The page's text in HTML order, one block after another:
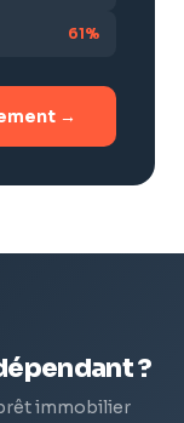
61%
→
?
immobilier